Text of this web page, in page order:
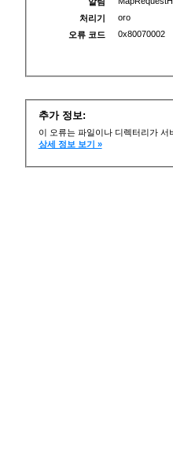
처리기
oro
오류 코드
0x80070002
추가 정보:
이 오류는 파일이나 디렉터리가
상세 정보 보기 »